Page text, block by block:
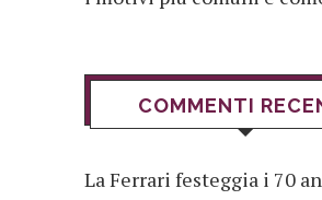
COMMENTI
La Ferrari festeggia i 70